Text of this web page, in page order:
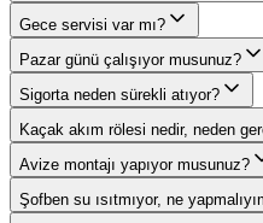
Gece servisi var mı?
Pazar günü çalışıyor musunuz?
Sigorta neden sürekli atıyor?
Kaçak akım rölesi nedir, neden
Avize montajı yapıyor musunuz?
Şofben su ısıtmıyor, ne